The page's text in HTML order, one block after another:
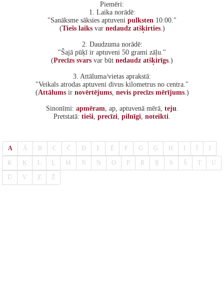
Piemēri:
1. Laika norādē:
"Sanāksme sāksies aptuveni pulksten 10:00."
(Tiešs laiksvar nedaudz atšķirties.)
2. Daudzuma norādē:
"Šajā pūķī ir aptuveni 50 grami zāļu."
(Precīzs svars var būt nedaudz atšķirīgs.)
3. Attāluma/vietas aprakstā:
"Veikals atrodas aptuveni divus kilometrus no centra."
(Attālumsir novērtējums, nevis precīzs mērījums.)
Sinonīmi: apmēram, ap, aptuvenā mērā, teju.
Pretstatā: tieši, precīzi, pilnīgi, noteikti.
A Ā B C Č D E Ē F G Ģ H J
K Ķ L Ļ M N Ņ O P R Ŗ S Š T U
Ū V Z Ž